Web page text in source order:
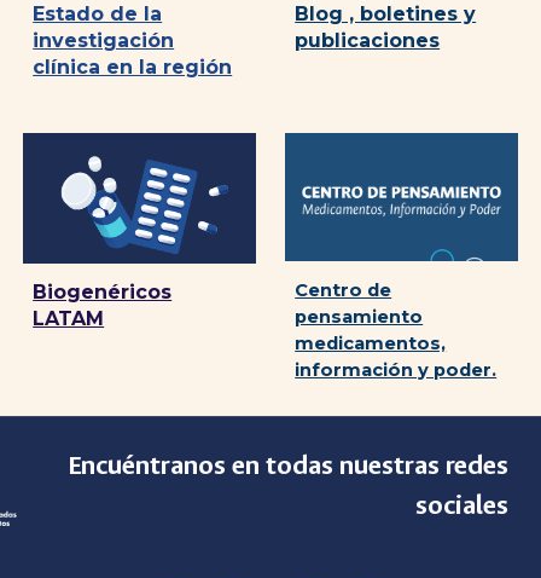
Estado de la
investigación
clínica en la región
Blog , boletines y
publicaciones
Biogenéricos
LATAM
Centro de
pensamiento
medicamentos,
información y poder.
Encuéntranos en todas nuestras redes
sociales